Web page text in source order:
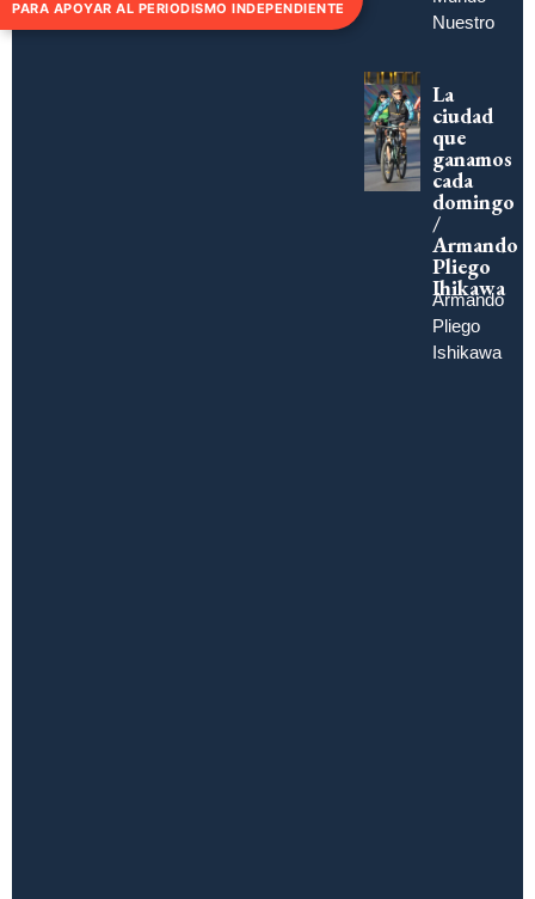
Nuestro
La
ciudad
que
ganamos
cada
domingo
/
Armando
Pliego
Ihikawa
Armando
Pliego
Ishikawa
PARA APOYAR AL PERIODISMO INDEPENDIENTE